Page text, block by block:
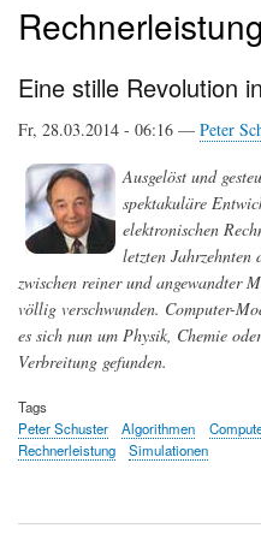
Rechnerleistung
Eine stille Revolution
Fr, 28.03.2014 - 06:16 — Peter
Ausgelöst und
spektakuläre
elektronischen
letzten Jahrzehnten
zwischen reiner und angewandter
völlig verschwunden. Computer-
es sich nun um Physik, Chemie
Verbreitung gefunden.
Tags
Peter Schuster
Algorithmen
Rechnerleistung
Simulationen